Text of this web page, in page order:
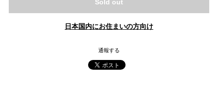
Sold out
日本国内にお住まいの方向け
通報する